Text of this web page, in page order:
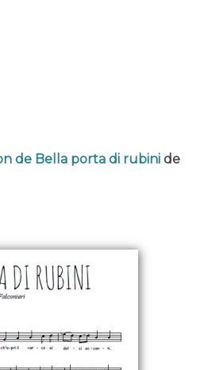
de Bella porta di rubini de